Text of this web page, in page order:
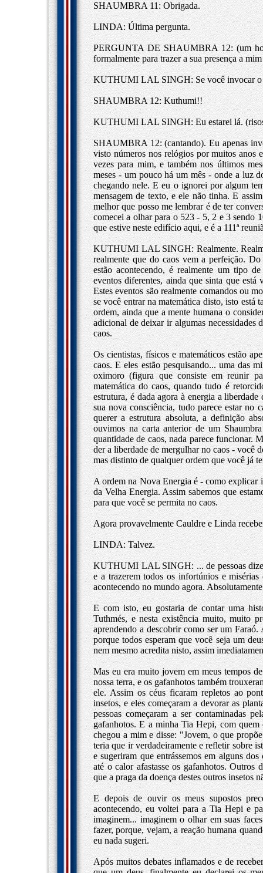
SHAUMBRA 11: Obrigada.
LINDA: Última pergunta.
PERGUNTA DE SHAUMBRA 12: (um
formalmente para trazer a sua presença a
KUTHUMI LAL SINGH: Se você invocar o
SHAUMBRA 12: Kuthumi!!
KUTHUMI LAL SINGH: Eu estarei lá.
SHAUMBRA 12: (cantando). Eu apenas
visto números nos relógios por muitos anos
vezes para mim, e também nos últimos
meses - um pouco há um mês - onde a luz
chegando nele. E eu o ignorei por algum
mensagem de texto, e ele não tinha. E
melhor que posso me lembrar é de ter
comecei a olhar para o 523 - 5, 2 e 3 sendo
que estive neste edifício aqui, e é a 111ª
KUTHUMI LAL SINGH: Realmente.
realmente que do caos vem a perfeição.
estão acontecendo, é realmente um tipo
eventos diferentes, ainda que sinta que
Estes eventos são realmente comandos ou
se você entrar na matemática disto, isto está
ordem, ainda que a mente humana o
adicional de deixar ir algumas necessidades
caos.
Os cientistas, físicos e matemáticos estão
caos. E eles estão pesquisando... uma das
oximoro (figura que consiste em reunir
matemática do caos, quando tudo é
estrutura, é dada agora à energia a
sua nova consciência, tudo parece estar no
querer a estrutura absoluta, a definição
ouvimos na carta anterior de um
quantidade de caos, nada parece funcionar.
der a liberdade de mergulhar no caos - você
mas distinto de qualquer ordem que você já
A ordem na Nova Energia é - como explicar
da Velha Energia. Assim sabemos que
para que você se permita no caos.
Agora provavelmente Cauldre e Linda
LINDA: Talvez.
KUTHUMI LAL SINGH: ... de pessoas
e a trazerem todos os infortúnios e
acontecendo no mundo agora.
E com isto, eu gostaria de contar uma
Tuthmés, e nesta existência muito, muito
aprendendo a descobrir como ser um
porque todos esperam que você seja um
nem mesmo acredita nisto, assim
Mas eu era muito jovem em meus tempos
nossa terra, e os gafanhotos também
ele. Assim os céus ficaram repletos ao
insetos, e eles começaram a devorar as
pessoas começaram a ser contaminadas
gafanhotos. E a minha Tia Hepi, com
chegou a mim e disse: "Jovem, o que
teria que ir verdadeiramente e refletir sobre
e sugeriram que entrássemos em alguns
até o calor afastasse os gafanhotos. Outros
que a praga da doença destes outros insetos
E depois de ouvir os meus supostos
acontecendo, eu voltei para a Tia Hepi e
imaginem... imaginem o olhar em suas
fazer, porque, vejam, a reação humana
eu nada sugeri.
Após muitos debates inflamados e de